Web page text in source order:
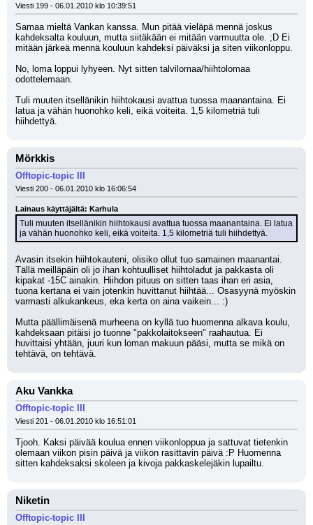
Viesti 199 - 06.01.2010 klo 10:39:51
Samaa mieltä Vankan kanssa. Mun pitää vieläpä mennä joskus
kahdeksalta kouluun, mutta siitäkään ei mitään varmuutta ole. ;D Ei
mitään järkeä mennä kouluun kahdeksi päiväksi ja siten viikonloppu.
No, loma loppui lyhyeen. Nyt sitten talvilomaa/hiihtolomaa
odottelemaan.
Tuli muuten itsellänikin hiihtokausi avattua tuossa maanantaina. Ei
latua ja vähän huonohko keli, eikä voiteita. 1,5 kilometriä tuli
hiihdettyä.
Mörkkis
Offtopic-topic III
Viesti 200 - 06.01.2010 klo 16:06:54
Lainaus käyttäjältä: Karhula
Tuli muuten itsellänikin hiihtokausi avattua tuossa maanantaina. Ei latua
ja vähän huonohko keli, eikä voiteita. 1,5 kilometriä tuli hiihdettyä.
Avasin itsekin hiihtokauteni, olisiko ollut tuo samainen maanantai.
Tällä meilläpäin oli jo ihan kohtuulliset hiihtoladut ja pakkasta oli
kipakat -15C ainakin. Hiihdon pituus on sitten taas ihan eri asia,
tuona kertana ei vain jotenkin huvittanut hiihtää... Osasyynä myöskin
varmasti alkukankeus, eka kerta on aina vaikein... :)
Mutta päällimäisenä murheena on kyllä tuo huomenna alkava koulu,
kahdeksaan pitäisi jo tuonne "pakkolaitokseen" raahautua. Ei
huvittaisi yhtään, juuri kun loman makuun pääsi, mutta se mikä on
tehtävä, on tehtävä.
Aku Vankka
Offtopic-topic III
Viesti 201 - 06.01.2010 klo 16:51:01
Tjooh. Kaksi päivää koulua ennen viikonloppua ja sattuvat tietenkin
olemaan viikon pisin päivä ja viikon rasittavin päivä :P Huomenna
sitten kahdeksaksi skoleen ja kivoja pakkaskelejäkin lupailtu.
Niketin
Offtopic-topic III